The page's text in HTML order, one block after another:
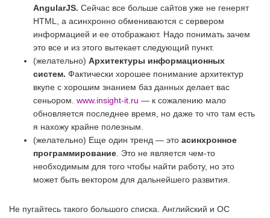
AngularJS. Сейчас все больше сайтов уже не генерят
HTML, а асинхронно обмениваются с сервером
информацией и ее отображают. Надо понимать зачем
это все и из этого вытекает следующий пункт.
(желательно) Архитектуры информационных
систем. Фактически хорошее понимание архитектур
вкупе с хорошим знанием баз данных делает вас
сеньором. www.insight-it.ru — к сожалению мало
обновляется последнее время, но даже то что там есть
я нахожу крайне полезным.
(желательно) Еще один тренд — это асинхронное
программирование . Это не является чем-то
необходимым для того чтобы найти работу, но это
может быть вектором для дальнейшего развития.
Не пугайтесь такого большого списка. Английский и ОС